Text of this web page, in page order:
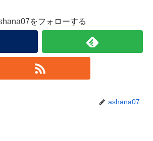
をフォローする
ashana07